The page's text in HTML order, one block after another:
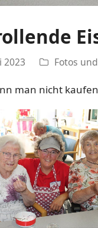
2023 Fotos
man nicht